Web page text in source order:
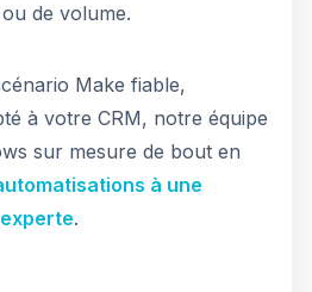
de volume.
Make fiable,
à votre CRM, notre équipe
sur mesure de bout en
à une
.